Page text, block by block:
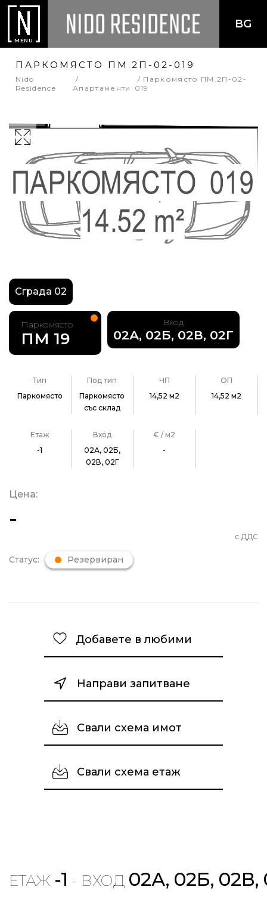
MENU
BG
ПАРКОМЯСТО ПМ.2П-02-019
Nido
Residence
Апартаменти
Паркомясто ПМ.2П-02-
019
Сграда 02
Паркомясто
ПМ 19
Вход
02А, 02Б, 02В, 02Г
Тип
Паркомясто
Под тип
Паркомясто
със склад
ЧП
14,52 м2
ОП
14,52 м2
Етаж
-1
Вход
02А, 02Б,
02В, 02Г
€ / м2
-
Цена:
-
с ДДС
Статус: Резервиран
Добавете в любими
Направи запитване
Свали схема имот
Свали схема етаж
ЕТАЖ -1 - ВХОД 02А, 02Б, 02В,